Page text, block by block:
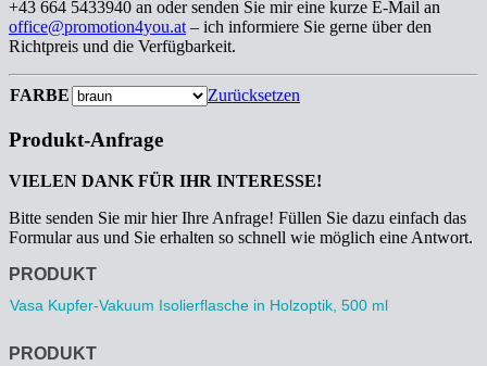
+43 664 5433940 an oder senden Sie mir eine kurze E-Mail an
office@promotion4you.at – ich informiere Sie gerne über den
Richtpreis und die Verfügbarkeit.
FARBE Zurücksetzen
Produkt-Anfrage
VIELEN DANK FÜR IHR INTERESSE!
Bitte senden Sie mir hier Ihre Anfrage! Füllen Sie dazu einfach das
Formular aus und Sie erhalten so schnell wie möglich eine Antwort.
Anfrage
PRODUKT
PRODUKT